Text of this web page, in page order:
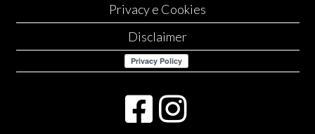
Privacy e Cookies
Disclaimer